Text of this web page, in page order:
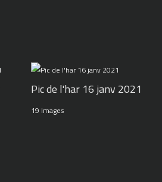
Pic de l'har 16 janv 2021
19 Images